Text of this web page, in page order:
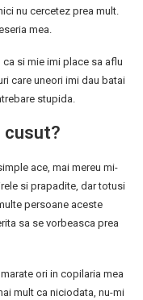
nu cercetez prea mult.
mea.
si mie imi place sa aflu
care uneori imi dau batai
stupida.
cusut?
ace, mai mereu mi-
si prapadite, dar totusi
persoane aceste
sa se vorbeasca prea
ori in copilaria mea
mult ca niciodata, nu-mi